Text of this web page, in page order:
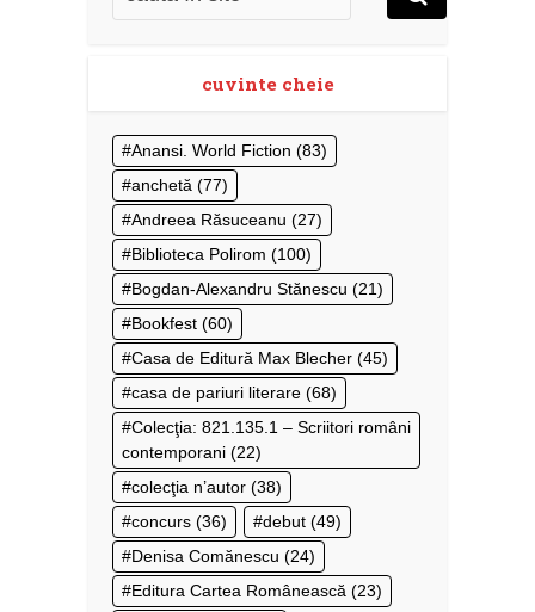
cuvinte cheie
Anansi. World Fiction (83)
anchetă (77)
Andreea Răsuceanu (27)
Biblioteca Polirom (100)
Bogdan-Alexandru Stănescu (21)
Bookfest (60)
Casa de Editură Max Blecher (45)
casa de pariuri literare (68)
Colecţia: 821.135.1 – Scriitori români
contemporani (22)
colecţia n’autor (38)
concurs (36) debut (49)
Denisa Comănescu (24)
Editura Cartea Românească (23)